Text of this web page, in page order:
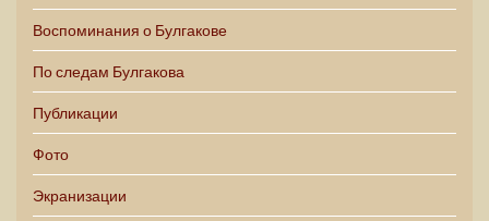
Воспоминания о Булгакове
По следам Булгакова
Публикации
Фото
Экранизации